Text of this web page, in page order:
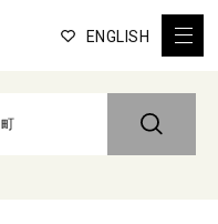
ENGLISH